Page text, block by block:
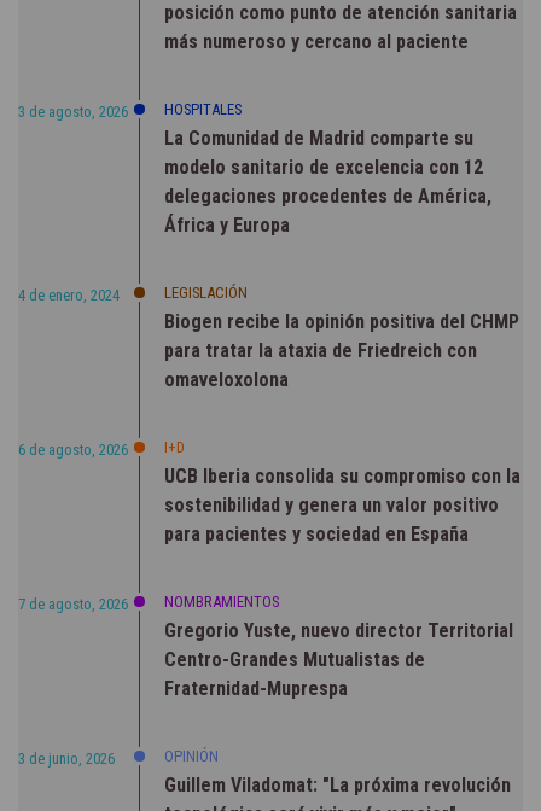
posición como punto de atención sanitaria
más numeroso y cercano al paciente
3 de agosto, 2026 HOSPITALES
La Comunidad de Madrid comparte su
modelo sanitario de excelencia con 12
delegaciones procedentes de América,
África y Europa
4 de enero, 2024 LEGISLACIÓN
Biogen recibe la opinión positiva del CHMP
para tratar la ataxia de Friedreich con
omaveloxolona
6 de agosto, 2026 I+D
UCB Iberia consolida su compromiso con la
sostenibilidad y genera un valor positivo
para pacientes y sociedad en España
7 de agosto, 2026 NOMBRAMIENTOS
Gregorio Yuste, nuevo director Territorial
Centro-Grandes Mutualistas de
Fraternidad-Muprespa
3 de junio, 2026 OPINIÓN
Guillem Viladomat: "La próxima revolución